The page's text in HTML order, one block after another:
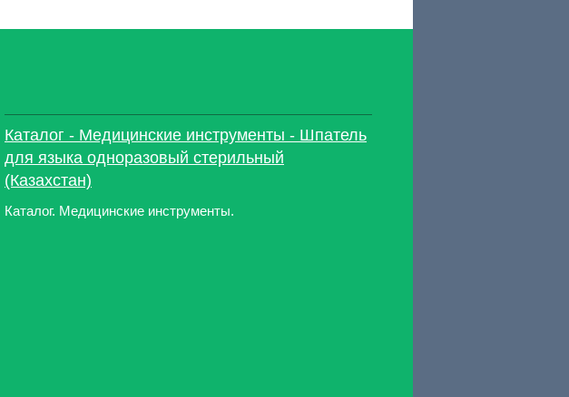
Каталог - Медицинские инструменты - Шпатель
для языка одноразовый стерильный
(Казахстан)
Каталог. Медицинские инструменты.